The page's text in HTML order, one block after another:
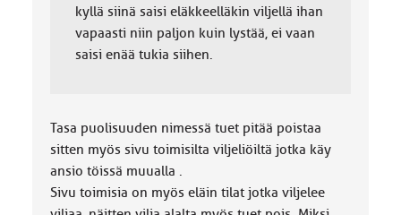
kyllä siinä saisi eläkkeelläkin viljellä ihan
vapaasti niin paljon kuin lystää, ei vaan
saisi enää tukia siihen.
Tasa puolisuuden nimessä tuet pitää poistaa
sitten myös sivu toimisilta viljeliöiltä jotka käy
ansio töissä muualla .
Sivu toimisia on myös eläin tilat jotka viljelee